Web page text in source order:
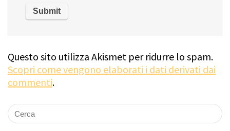
Questo sito utilizza Akismet per ridurre lo spam.
Scopri come vengono elaborati i dati derivati dai
commenti.